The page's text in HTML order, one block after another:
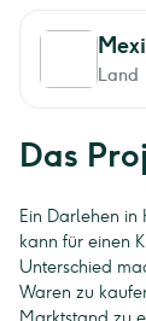
Land
Das
Ein Darlehen
kann für einen
Unterschied
Waren zu